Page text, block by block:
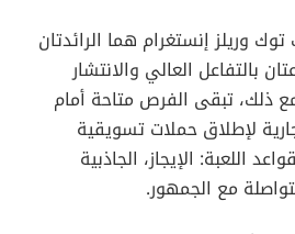
اليوم قد يُنسى في غضون أيام
المحتوى أو العلامة التجارية
الجديد للإبقاء على التواصل
في تطوير أفكار